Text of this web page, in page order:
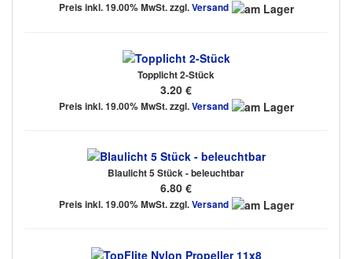
Preis inkl. 19.00% MwSt. zzgl.Versand
Topplicht 2-Stück
3.20 €
Preis inkl. 19.00% MwSt. zzgl.Versand
Blaulicht 5 Stück - beleuchtbar
6.80 €
Preis inkl. 19.00% MwSt. zzgl.Versand